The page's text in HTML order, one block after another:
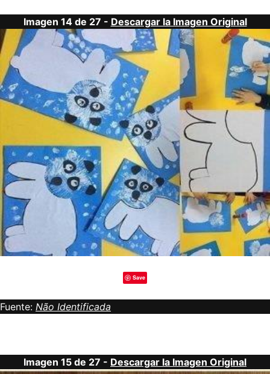
Imagen 14 de 27 - Descargar la Imagen Original
Save
Fuente: Não Identificada
Imagen 15 de 27 - Descargar la Imagen Original